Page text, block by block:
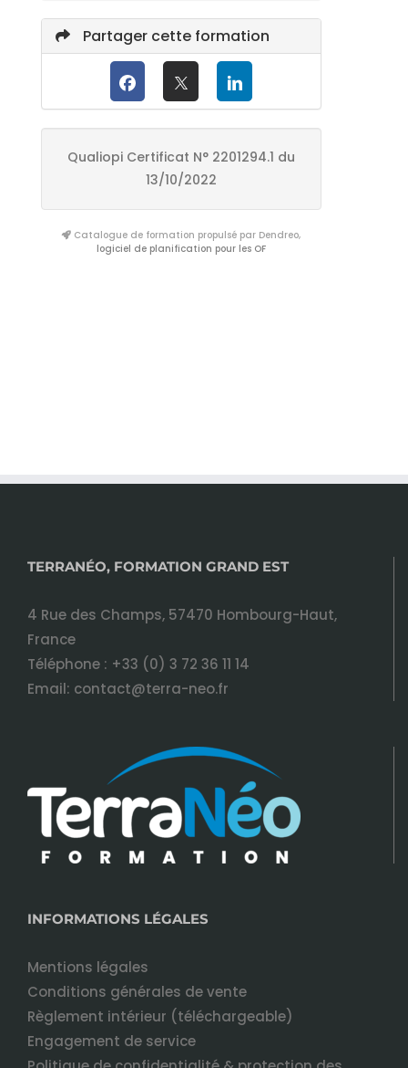
Partager cette formation
Qualiopi Certificat N° 2201294.1 du
13/10/2022
Catalogue de formation propulsé par Dendreo,
logiciel de planification pour les OF
TERRANÉO, FORMATION GRAND EST
4 Rue des Champs, 57470 Hombourg-Haut,
France
Téléphone : +33 (0) 3 72 36 11 14
Email: contact@terra-neo.fr
INFORMATIONS LÉGALES
Mentions légales
Conditions générales de vente
Règlement intérieur (téléchargeable)
Engagement de service